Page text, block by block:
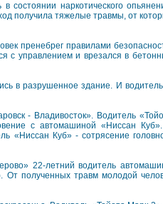
наркотического
получила тяжелые травмы, от
пренебрег правилами
с управлением и врезался в
в разрушенное здание. И
- Владивосток». Водитель
с автомашиной «Ниссан
«Ниссан Куб» - сотрясение
22-летний водитель
От полученных травм молодой